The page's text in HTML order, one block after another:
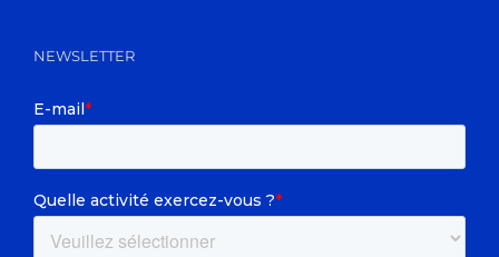
NEWSLETTER